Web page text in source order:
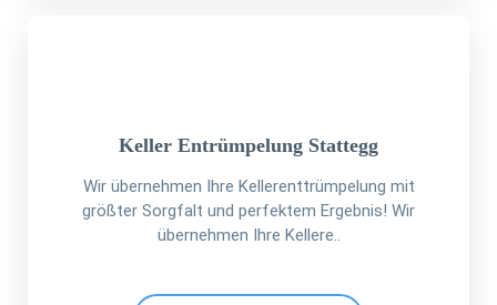
Keller Entrümpelung Stattegg
Wir übernehmen Ihre Kellerenttrümpelung mit
größter Sorgfalt und perfektem Ergebnis! Wir
übernehmen Ihre Kellere..